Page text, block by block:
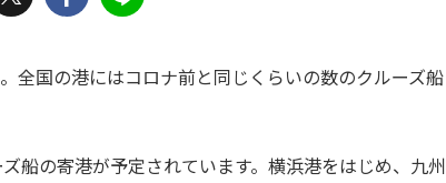
全国の港にはコロナ前と同じくらいの数のクルーズ船
船の寄港が予定されています。横浜港をはじめ、九州